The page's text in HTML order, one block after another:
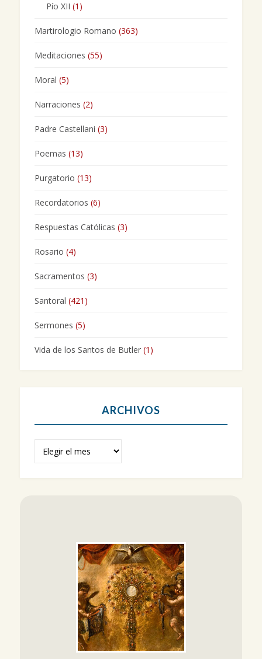
Pío XII (1)
Martirologio Romano (363)
Meditaciones (55)
Moral (5)
Narraciones (2)
Padre Castellani (3)
Poemas (13)
Purgatorio (13)
Recordatorios (6)
Respuestas Católicas (3)
Rosario (4)
Sacramentos (3)
Santoral (421)
Sermones (5)
Vida de los Santos de Butler(1)
ARCHIVOS